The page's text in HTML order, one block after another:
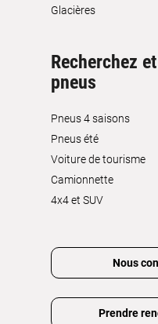
Glacières
Recherchez
pneus
Pneus 4 saisons
Pneus été
Voiture de tourisme
Camionnette
4x4 et SUV
Nous
Prendre